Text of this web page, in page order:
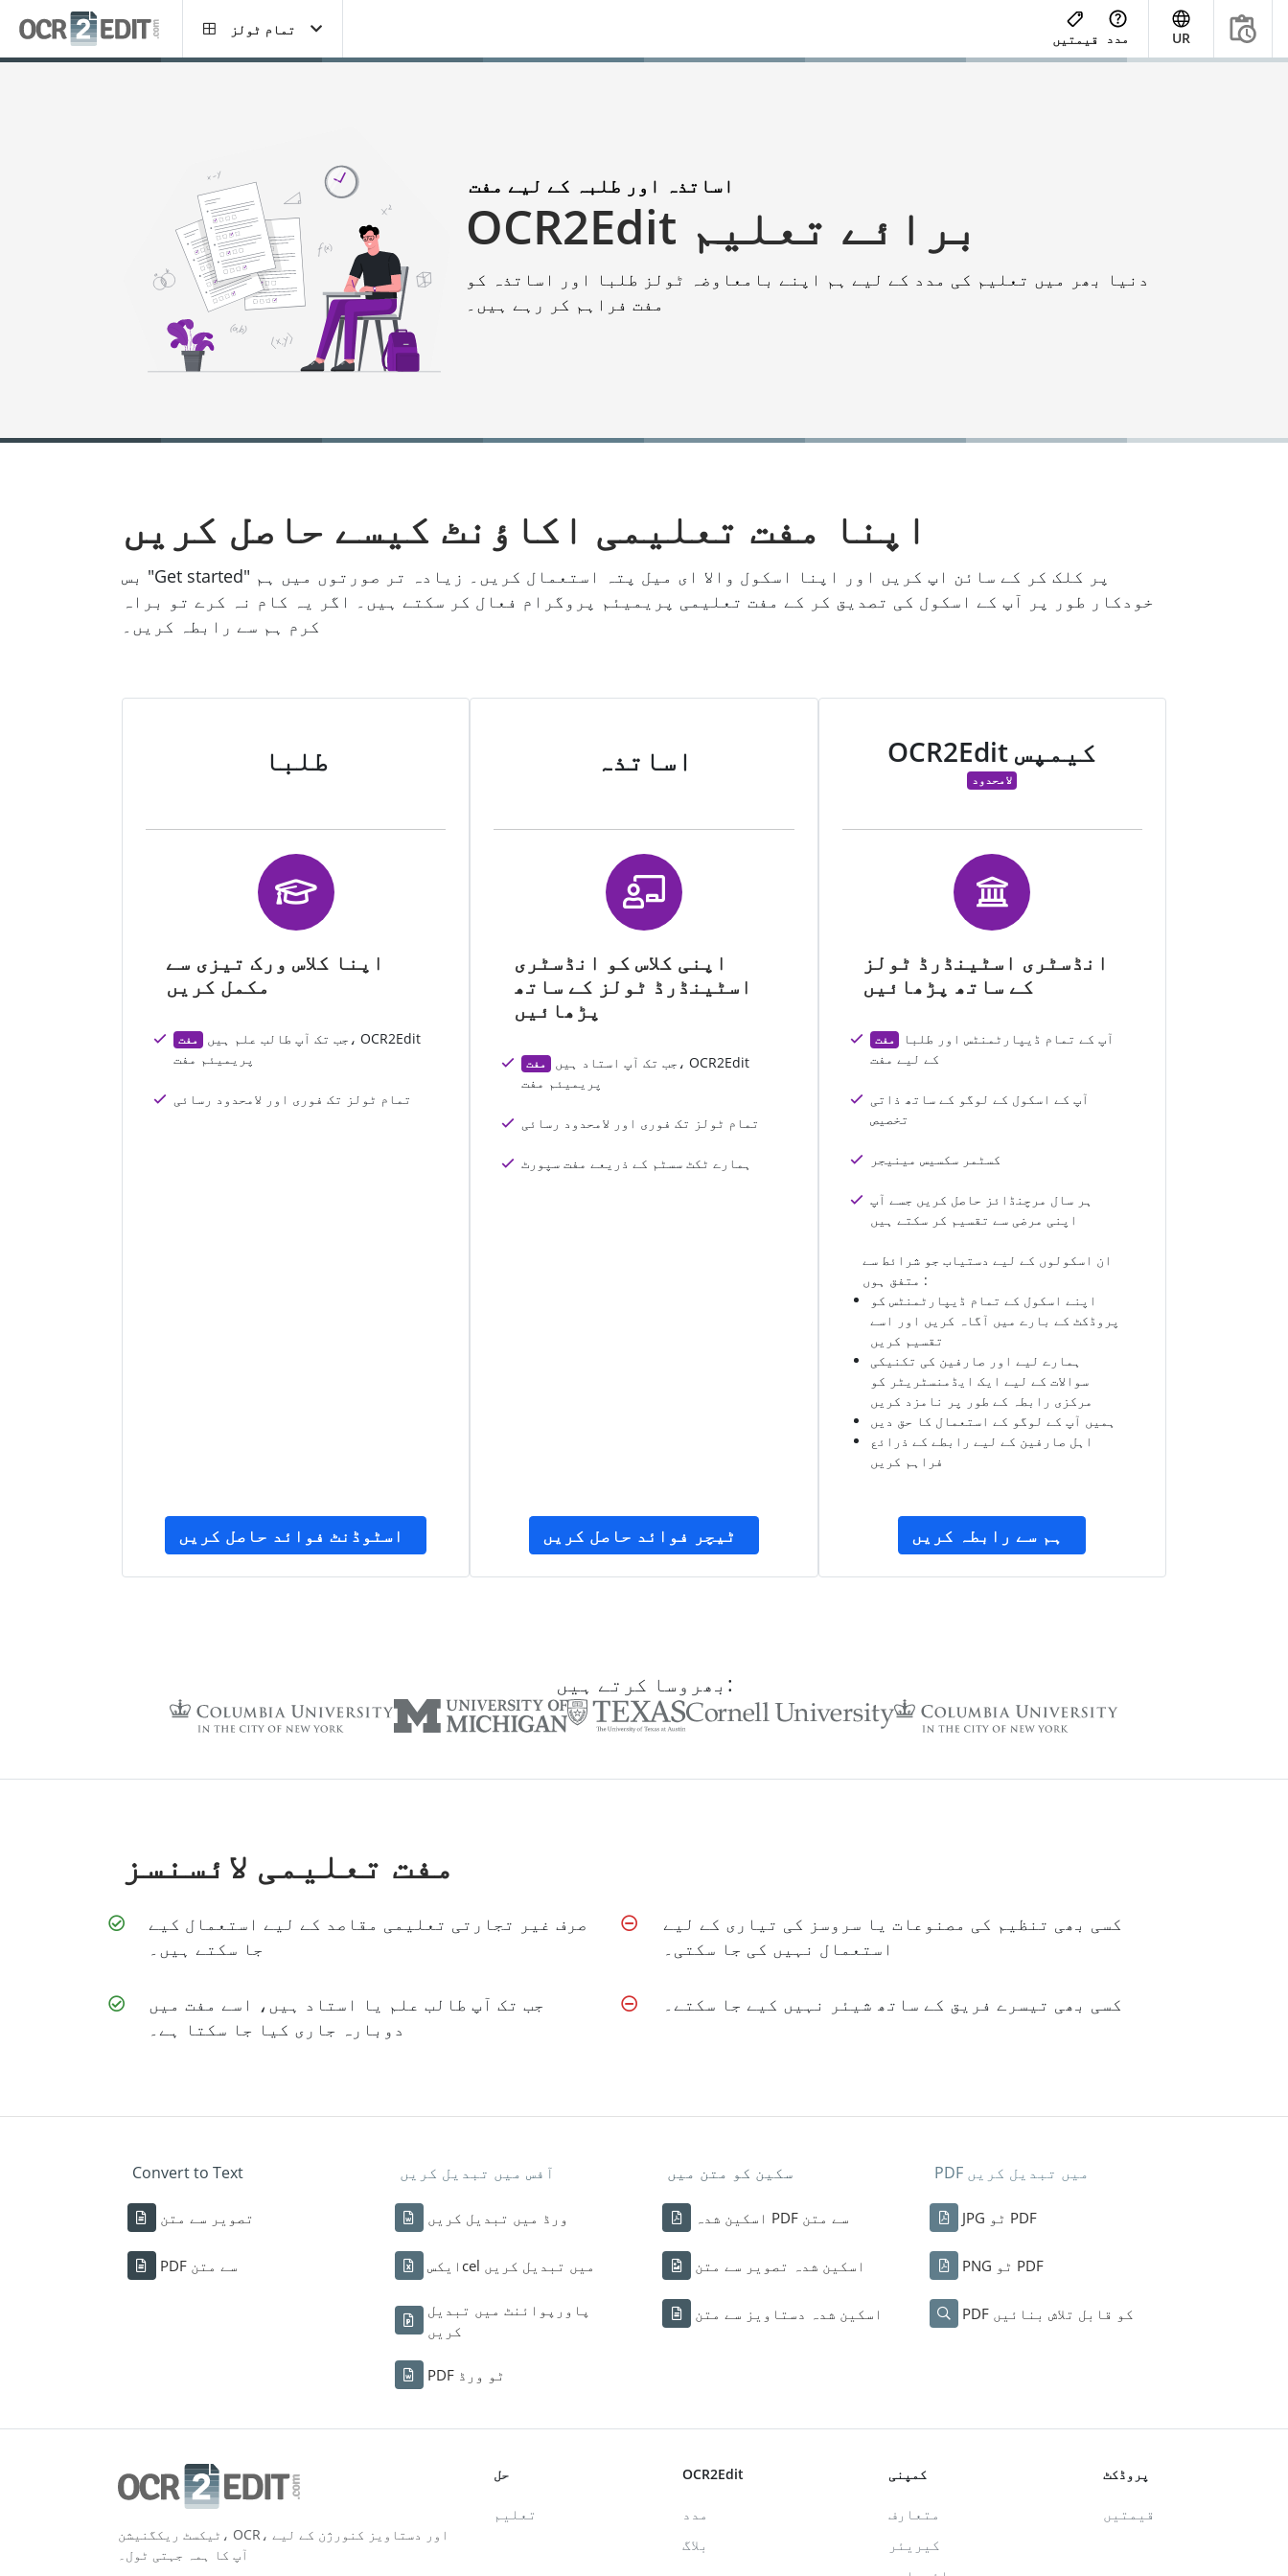
تمام ٹولز
قیمتیں مدد UR
اساتذہ اور طلبہ کے لیے مفت
OCR2Edit برائے تعلیم
دنیا بھر میں تعلیم کی مدد کے لیے ہم اپنے بامعاوضہ ٹولز طلبا اور اساتذہ کو
مفت فراہم کر رہے ہیں۔
اپنا مفت تعلیمی اکاؤنٹ کیسے حاصل کریں
بس "Get started" پر کلک کر کے سائن اپ کریں اور اپنا اسکول والا ای میل پتہ استعمال کریں۔ زیادہ تر صورتوں میں ہم
خودکار طور پر آپ کے اسکول کی تصدیق کر کے مفت تعلیمی پریمیئم پروگرام فعال کر سکتے ہیں۔ اگر یہ کام نہ کرے تو براہ
کرم ہم سے رابطہ کریں۔
طلبا
اپنا کلاس ورک تیزی سے
مکمل کریں
مفت جب تک آپ طالب علم ہیں، OCR2Edit
پریمیئم مفت
تمام ٹولز تک فوری اور لامحدود رسائی
اسٹوڈنٹ فوائد حاصل کریں
اساتذہ
اپنی کلاس کو انڈسٹری
اسٹینڈرڈ ٹولز کے ساتھ
پڑھائیں
مفت
پریمیئم مفت
تمام ٹولز تک فوری اور لامحدود رسائی
ہمارے ٹکٹ سسٹم کے ذریعے مفت سپورٹ
ٹیچر فوائد حاصل کریں
OCR2Edit کیمپس
لامحدود
انڈسٹری اسٹینڈرڈ ٹولز
کے ساتھ پڑھائیں
مفت
کے لیے مفت
آپ کے اسکول کے لوگو کے ساتھ ذاتی
تخصیص
کسٹمر سکسیس مینیجر
ہر سال مرچنڈائز حاصل کریں جسے آپ
اپنی مرضی سے تقسیم کر سکتے ہیں
ان اسکولوں کے لیے دستیاب جو شرائط سے
متفق ہوں :
اپنے اسکول کے تمام ڈیپارٹمنٹس کو
پروڈکٹ کے بارے میں آگاہ کریں اور اسے
تقسیم کریں
ہمارے لیے اور صارفین کی تکنیکی
سوالات کے لیے ایک ایڈمنسٹریٹر کو
مرکزی رابطہ کے طور پر نامزد کریں
ہمیں آپ کے لوگو کے استعمال کا حق دیں
اہل صارفین کے لیے رابطے کے ذرائع
فراہم کریں
ہم سے رابطہ کریں
بھروسا کرتے ہیں:
مفت تعلیمی لائسنسز
صرف غیر تجارتی تعلیمی مقاصد کے لیے استعمال کیے
جا سکتے ہیں۔
جب تک آپ طالب علم یا استاد ہیں، اسے مفت میں
دوبارہ جاری کیا جا سکتا ہے۔
کسی بھی تنظیم کی مصنوعات یا سروسز کی تیاری کے لیے
استعمال نہیں کی جا سکتی۔
کسی بھی تیسرے فریق کے ساتھ شیئر نہیں کیے جا سکتے۔
Convert to Text
تصویر سے متن
PDF سے متن
آفس میں تبدیل کریں
ورڈ میں تبدیل کریں
ایکسcel میں تبدیل کریں
پاورپوائنٹ میں تبدیل
کریں
PDF ٹو ورڈ
سکین کو متن میں
اسکین شدہ PDF سے متن
اسکین شدہ تصویر سے متن
اسکین شدہ دستاویز سے متن
PDF میں تبدیل کریں
JPG ٹو PDF
PNG ٹو PDF
PDF کو قابل تلاش بنائیں
ٹیکسٹ ریکگنیشن، OCR، اور دستاویز کنورژن کے لیے
آپ کا ہمہ جہتی ٹول۔
حل
تعلیم
OCR2Edit
مدد
بلاگ
کمپنی
متعارف
کیریئر
پروڈکٹ
قیمتیں